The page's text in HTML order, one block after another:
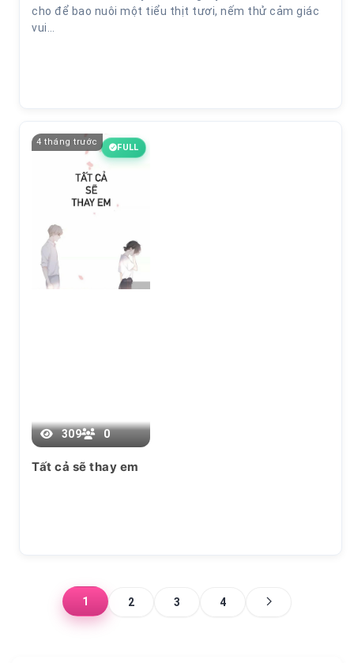
cho để bao nuôi một tiểu thịt tươi, nếm thử cảm giác
vui…
4 tháng trước
FULL
309 0
Tất cả sẽ thay em
1 2 3 4